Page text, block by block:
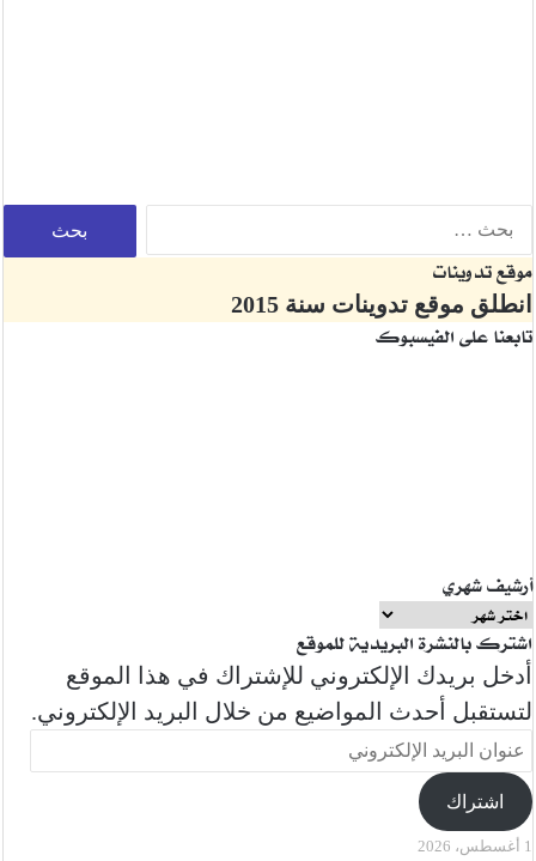
موقع تدوينات
انطلق موقع تدوينات سنة 2015
تابعنا على الفيسبوك
أرشيف شهري
أرشيف
شهري
اشترك بالنشرة البريدية للموقع
أدخل بريدك الإلكتروني للإشتراك في هذا الموقع
لتستقبل أحدث المواضيع من خلال البريد الإلكتروني.
عنوان
البريد
الإلكتروني
اشتراك
1 أغسطس، 2026